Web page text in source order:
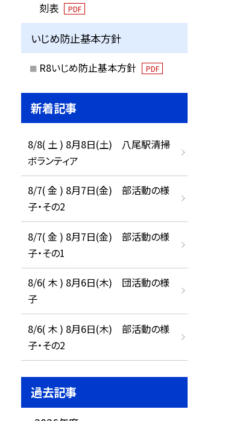
刻表
PDF
いじめ防止基本方針
R8いじめ防止基本方針 PDF
新着記事
8/8( 土 ) 8月8日(土) 八尾駅清掃
ボランティア
8/7( 金 ) 8月7日(金) 部活動の様
子・その2
8/7( 金 ) 8月7日(金) 部活動の様
子・その1
8/6( 木 ) 8月6日(木) 団活動の様
子
8/6( 木 ) 8月6日(木) 部活動の様
子・その2
過去記事